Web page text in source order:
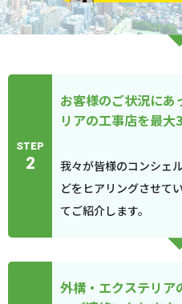
STEP
2
お客様のご状況にあ
リアの工事店を最大
我々が皆様のコンシェ
どをヒアリングさせて
てご紹介します。
外構・エクステリア